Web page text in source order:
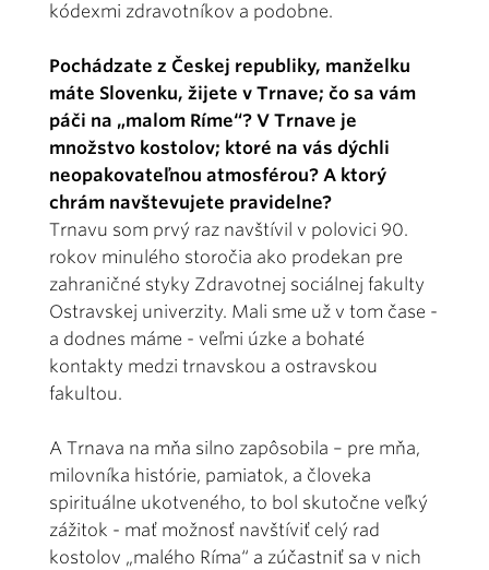
kódexmi zdravotníkov a podobne.
Pochádzate z Českej republiky, manželku
máte Slovenku, žijete v Trnave; čo sa vám
páči na „malom Ríme“? V Trnave je
množstvo kostolov; ktoré na vás dýchli
neopakovateľnou atmosférou? A ktorý
chrám navštevujete pravidelne?
Trnavu som prvý raz navštívil v polovici 90.
rokov minulého storočia ako prodekan pre
zahraničné styky Zdravotnej sociálnej fakulty
Ostravskej univerzity. Mali sme už v tom čase -
a dodnes máme - veľmi úzke a bohaté
kontakty medzi trnavskou a ostravskou
fakultou.
A Trnava na mňa silno zapôsobila – pre mňa,
milovníka histórie, pamiatok, a človeka
spirituálne ukotveného, to bol skutočne veľký
zážitok - mať možnosť navštíviť celý rad
kostolov „malého Ríma“ a zúčastniť sa v nich